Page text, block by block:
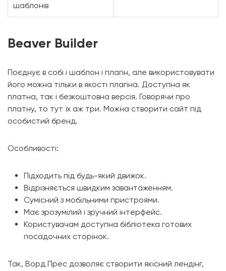
шаблонів
Beaver Builder
Поєднує в собі і шаблон і плагін, але використовувати
його можна тільки в якості плагіна. Доступна як
платна, так і безкоштовна версія. Говорячи про
платну, то тут їх аж три. Можна створити сайт під
особистий бренд.
Особливості:
Підходить під будь-який движок.
Відрізняється швидким завантаженням.
Сумісний з мобільними пристроями.
Має зрозумілий і зручний інтерфейс.
Користувачам доступна бібліотека готових
посадочних сторінок.
Так, Ворд Прес дозволяє створити якісний лендінг,